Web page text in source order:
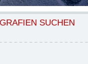
SUCHEN